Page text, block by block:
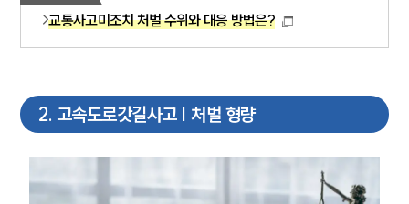
교통사고미조치 처벌 수위와 대응 방법은?
2. 고속도로갓길사고 | 처벌 형량